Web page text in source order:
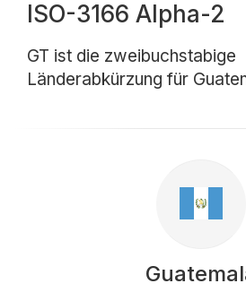
ISO-3166 Alpha-2
GT ist die zweibuchstabige
Länderabkürzung für